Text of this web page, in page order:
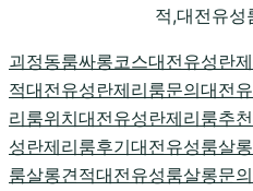
적,대전유성
괴정동룸싸롱코스대전유성란
적대전유성란제리룸문의대전
리룸위치대전유성란제리룸추천
성란제리룸후기대전유성룸살롱
룸살롱견적대전유성룸살롱문의